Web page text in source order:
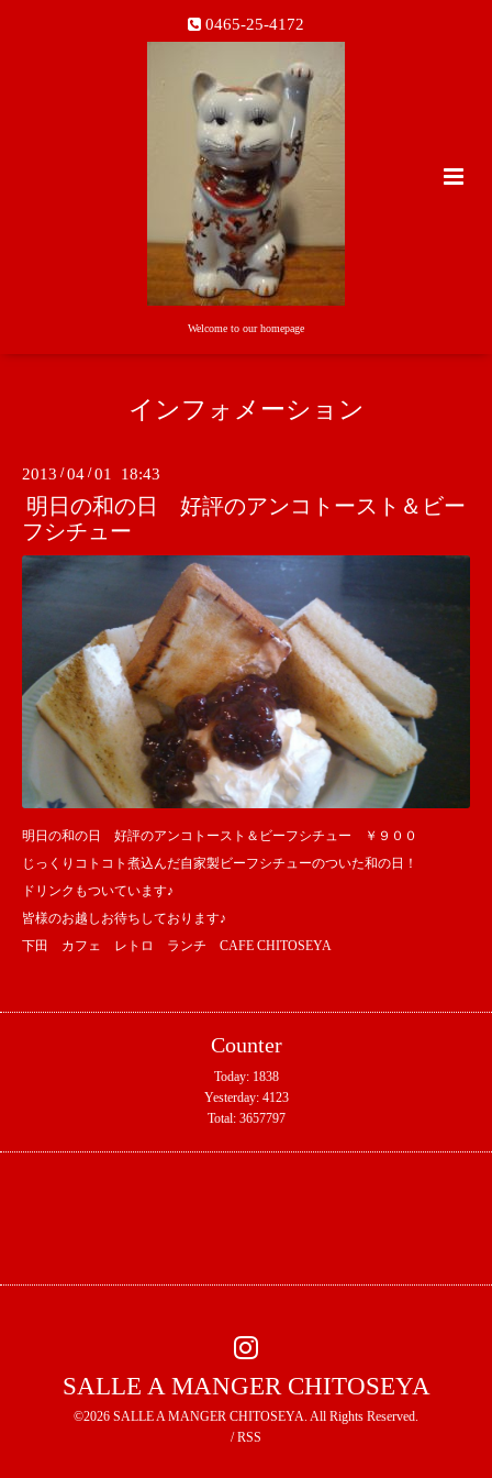
0465-25-4172
Welcome to our homepage
インフォメーション
2013 /04 /01 18:43
明日の和の日 好評のアンコトースト＆ビー
フシチュー
明日の和の日 好評のアンコトースト＆ビーフシチュー ￥９００
じっくりコトコト煮込んだ自家製ビーフシチューのついた和の日！
ドリンクもついています♪
皆様のお越しお待ちしております♪
下田 カフェ レトロ ランチ CAFE CHITOSEYA
Counter
Today: 1838
Yesterday: 4123
Total: 3657797
SALLE A MANGER CHITOSEYA
©2026 SALLE A MANGER CHITOSEYA. All Rights Reserved.
/RSS